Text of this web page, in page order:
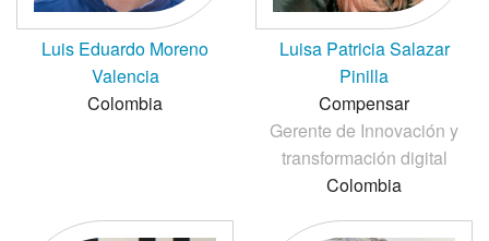
Luis Eduardo Moreno
Valencia
Colombia
Luisa Patricia Salazar
Pinilla
Compensar
Gerente de Innovación y
transformación digital
Colombia